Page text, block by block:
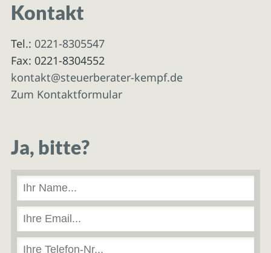
Kontakt
Tel.: 0221-8305547
Fax: 0221-8304552
kontakt@steuerberater-kempf.de
Zum Kontaktformular
Ja, bitte?